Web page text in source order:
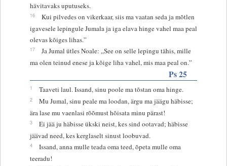
hävitavaks uputuseks.
16
Kui pilvedes on vikerkaar, siis ma vaatan seda ja mõtlen
igavesele lepingule Jumala ja iga elava hinge vahel maa peal
olevas kõiges lihas.”
17
Ja Jumal ütles Noale: „See on selle lepingu tähis, mille
ma olen teinud enese ja kõige liha vahel, mis maa peal on.”
Ps 25
1 Taaveti laul. Issand, sinu poole ma tõstan oma hinge.
2
Mu Jumal, sinu peale ma loodan, ärgu ma jäägu häbisse;
ära lase mu vaenlasi rõõmust hõisata minu pärast!
3
Ei jää ju häbisse ükski neist, kes sind ootavad; häbisse
jäävad need, kes kerglaselt sinust loobuvad.
4
Issand, anna mulle teada oma teed, õpeta mulle oma
teeradu!